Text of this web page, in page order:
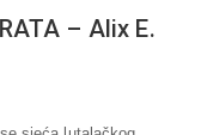
– Alix E.